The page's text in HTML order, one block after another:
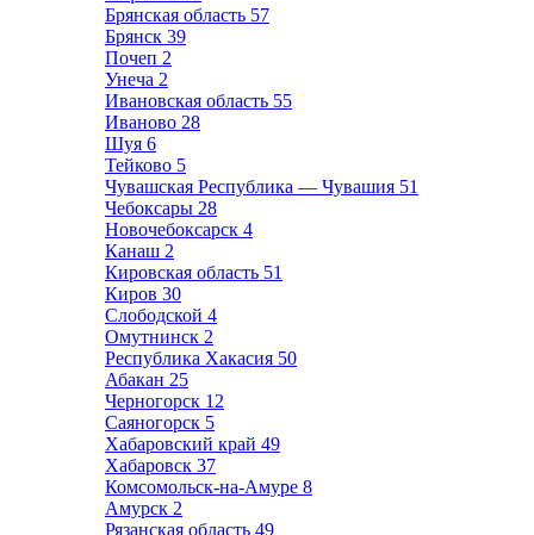
Брянская область 57
Брянск 39
Почеп 2
Унеча 2
Ивановская область 55
Иваново 28
Шуя 6
Тейково 5
Чувашская Республика — Чувашия 51
Чебоксары 28
Новочебоксарск 4
Канаш 2
Кировская область 51
Киров 30
Слободской 4
Омутнинск 2
Республика Хакасия 50
Абакан 25
Черногорск 12
Саяногорск 5
Хабаровский край 49
Хабаровск 37
Комсомольск-на-Амуре 8
Амурск 2
Рязанская область 49